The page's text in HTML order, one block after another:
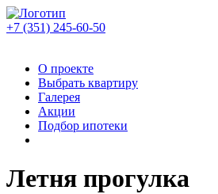
+7 (351) 245-60-50
О проекте
Выбрать квартиру
Галерея
Акции
Подбор ипотеки
Летня прогулка